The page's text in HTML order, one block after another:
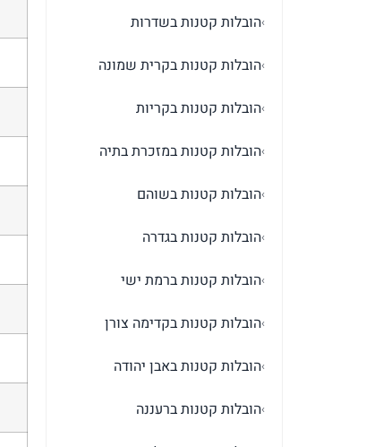
›הובלות קטנות בשדרות
›הובלות קטנות בקרית שמונה
›הובלות קטנות בקריות
›הובלות קטנות במזכרת בתיה
›הובלות קטנות בשוהם
›הובלות קטנות בגדרה
›הובלות קטנות ברמת ישי
›הובלות קטנות בקדימה צורן
›הובלות קטנות באבן יהודה
›הובלות קטנות ברעננה